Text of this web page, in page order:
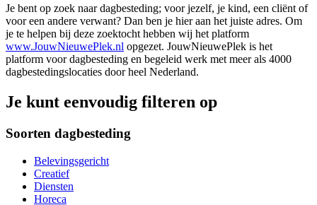
Je bent op zoek naar dagbesteding; voor jezelf, je kind, een cliënt of
voor een andere verwant? Dan ben je hier aan het juiste adres. Om
je te helpen bij deze zoektocht hebben wij het platform
www.JouwNieuwePlek.nl opgezet. JouwNieuwePlek is het
platform voor dagbesteding en begeleid werk met meer als 4000
dagbestedingslocaties door heel Nederland.
Je kunt eenvoudig filteren op
Soorten dagbesteding
Belevingsgericht
Creatief
Diensten
Horeca